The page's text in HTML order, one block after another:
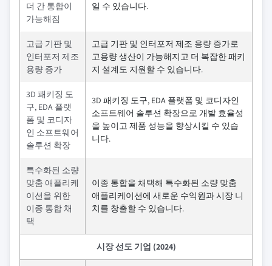
더 간 통합이
가능해짐
일 수 있습니다.
고급 기판 및
인터포저 제조
용량 증가
고급 기판 및 인터포저 제조 용량 증가로
고용량 생산이 가능해지고 더 복잡한 패키
지 설계도 지원할 수 있습니다.
3D 패키징 도
구, EDA 플랫
폼 및 코디자
인 소프트웨어
솔루션 확장
3D 패키징 도구, EDA 플랫폼 및 코디자인
소프트웨어 솔루션 확장으로 개발 효율성
을 높이고 제품 성능을 향상시킬 수 있습
니다.
특수화된 소량
맞춤 애플리케
이션을 위한
이종 통합 채
택
이종 통합을 채택해 특수화된 소량 맞춤
애플리케이션에 새로운 수익원과 시장 니
치를 창출할 수 있습니다.
시장 선도 기업 (2024)